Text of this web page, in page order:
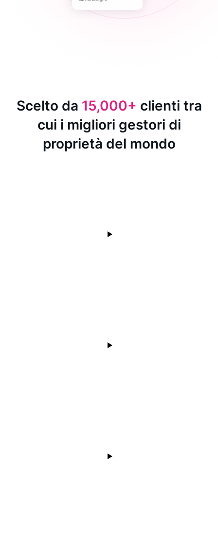
Scelto da 15,000+ clienti tra
cui i migliori gestori di
proprietà del mondo